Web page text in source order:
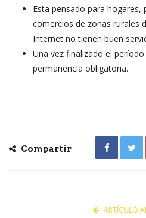
Esta pensado para hogares,
comercios de zonas rurales
Internet no tienen buen
Una vez finalizado el
permanencia obligatoria.
Compartir
ARTÍCULO